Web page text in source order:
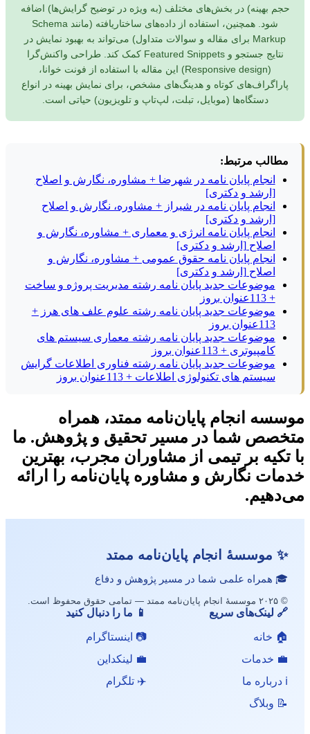
حجم بهینه) در بخش‌های مختلف (به ویژه در توضیح گرایش‌ها) اضافه
شود. همچنین، استفاده از داده‌های ساختاریافته (مانند Schema
Markup برای مقاله و سوالات متداول) می‌تواند به بهبود نمایش در
نتایج جستجو و Featured Snippets کمک کند. طراحی واکنش‌گرا
(Responsive design) این مقاله با استفاده از فونت خوانا،
پاراگراف‌های کوتاه و هدینگ‌های مشخص، برای نمایش بهینه در انواع
دستگاه‌ها (موبایل، تبلت، لپ‌تاپ و تلویزیون) حیاتی است.
مطالب مرتبط:
انجام پایان نامه در شهرضا + مشاوره، نگارش و اصلاح
[ارشد و دکتری]
انجام پایان نامه در شیراز + مشاوره، نگارش و اصلاح
[ارشد و دکتری]
انجام پایان نامه انرژی و معماری + مشاوره، نگارش و
اصلاح [ارشد و دکتری]
انجام پایان نامه حقوق عمومی + مشاوره، نگارش و
اصلاح [ارشد و دکتری]
موضوعات جدید پایان نامه رشته مدیریت پروژه و ساخت
+ 113عنوان بروز
موضوعات جدید پایان نامه رشته علوم علف های هرز +
113عنوان بروز
موضوعات جدید پایان نامه رشته معماری سیستم های
کامپیوتری + 113عنوان بروز
موضوعات جدید پایان نامه رشته فناوری اطلاعات گرایش
سیستم های تکنولوژی اطلاعات + 113عنوان بروز
موسسه انجام پایان‌نامه ممتد، همراه
متخصص شما در مسیر تحقیق و پژوهش. ما
با تکیه بر تیمی از مشاوران مجرب، بهترین
خدمات نگارش و مشاوره پایان‌نامه را ارائه
می‌دهیم.
✨ موسسهٔ انجام پایان‌نامه ممتد
🎓 همراه علمی شما در مسیر پژوهش و دفاع
© ۲۰۲۵ موسسهٔ انجام پایان‌نامه ممتد — تمامی حقوق محفوظ است.
🔗 لینک‌های سریع
🏠 خانه
💼 خدمات
ℹ️ درباره ما
📝 وبلاگ
📱 ما را دنبال کنید
📷 اینستاگرام
💼 لینکداین
✈️ تلگرام